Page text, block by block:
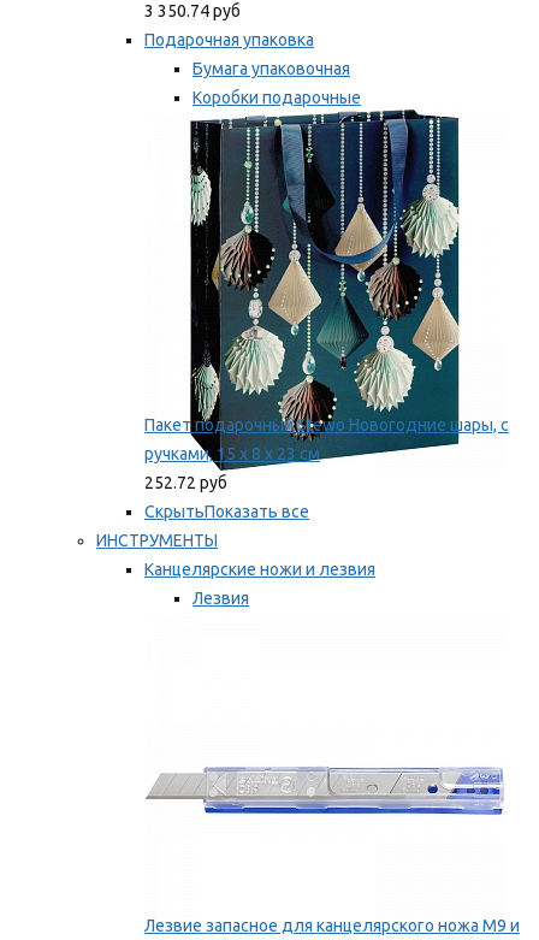
3 350.74 руб
Подарочная упаковка
Бумага упаковочная
Коробки подарочные
Ленты, бобины
Мы рекомендуем
Пакет подарочный Stewo Новогодние шары, с
ручками, 15 х 8 х 23 см
252.72 руб
СкрытьПоказать все
ИНСТРУМЕНТЫ
Канцелярские ножи и лезвия
Лезвия
Лезвие запасное для канцелярского ножа M9 и